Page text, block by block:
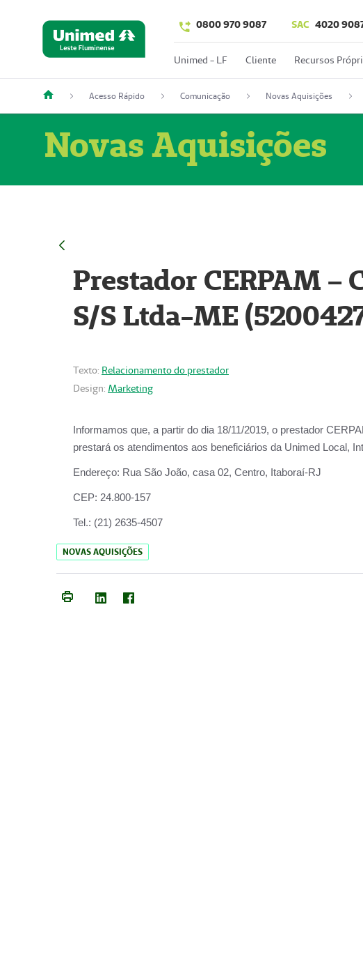
0800 970 9087 SAC 4020
Unimed - LF Cliente Recursos
Acesso Rápido Comunicação Novas Aquisições
Novas Aquisições
Prestador CERPAM –
S/S Ltda-ME
Texto: Relacionamento do prestador
Design: Marketing
Informamos que, a partir do dia 18/11/2019, o prestador
prestará os atendimentos aos beneficiários da Unimed Local,
Endereço: Rua São João, casa 02, Centro, Itaboraí-RJ
CEP: 24.800-157
Tel.: (21) 2635-4507
NOVAS AQUISIÇÕES